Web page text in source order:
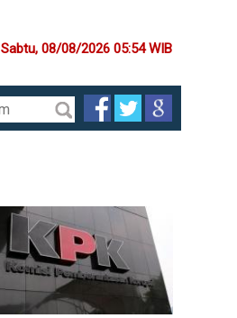
Sabtu, 08/08/2026 05:54 WIB